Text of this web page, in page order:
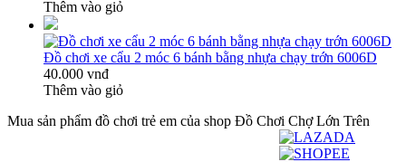
Thêm vào giỏ
Đồ chơi xe cẩu 2 móc 6 bánh bằng nhựa chạy trớn 6006D
40.000 vnđ
Thêm vào giỏ
Mua sản phẩm đồ chơi trẻ em của shop Đồ Chơi Chợ Lớn Trên